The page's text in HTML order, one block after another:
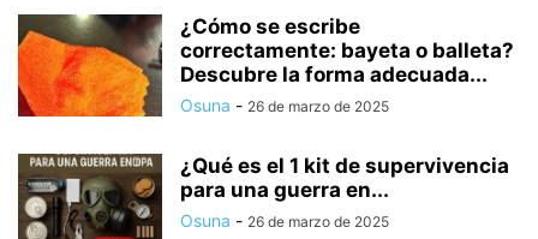
¿Cómo se escribe
correctamente: bayeta o balleta?
Descubre la forma adecuada...
Osuna - 26 de marzo de 2025
¿Qué es el 1 kit de supervivencia
para una guerra en...
Osuna - 26 de marzo de 2025